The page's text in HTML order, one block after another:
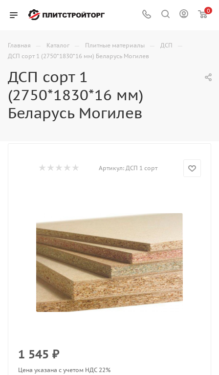
0
Главная — Каталог — Плитные материалы — ДСП —
ДСП сорт 1 (2750*1830*16 мм) Беларусь Могилев
ДСП сорт 1
(2750*1830*16 мм)
Беларусь Могилев
Артикул: ДСП 1 сорт
1 545 ₽
Цена указана с учетом НДС 22%